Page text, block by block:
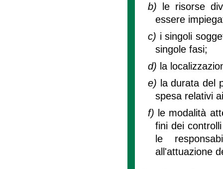
b)
le risorse
essere
c) i singoli
singole fasi;
d) la
e) la durata del
spesa relativi
f) le modalità
fini dei
le
all'attuazione